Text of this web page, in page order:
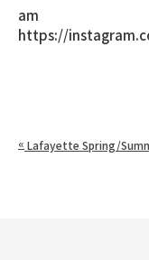
am
https://
« Lafayette Spring/